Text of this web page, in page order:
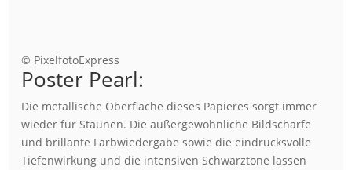
© PixelfotoExpress
Poster Pearl:
Die metallische Oberfläche dieses Papieres sorgt immer
wieder für Staunen. Die außergewöhnliche Bildschärfe
und brillante Farbwiedergabe sowie die eindrucksvolle
Tiefenwirkung und die intensiven Schwarztöne lassen